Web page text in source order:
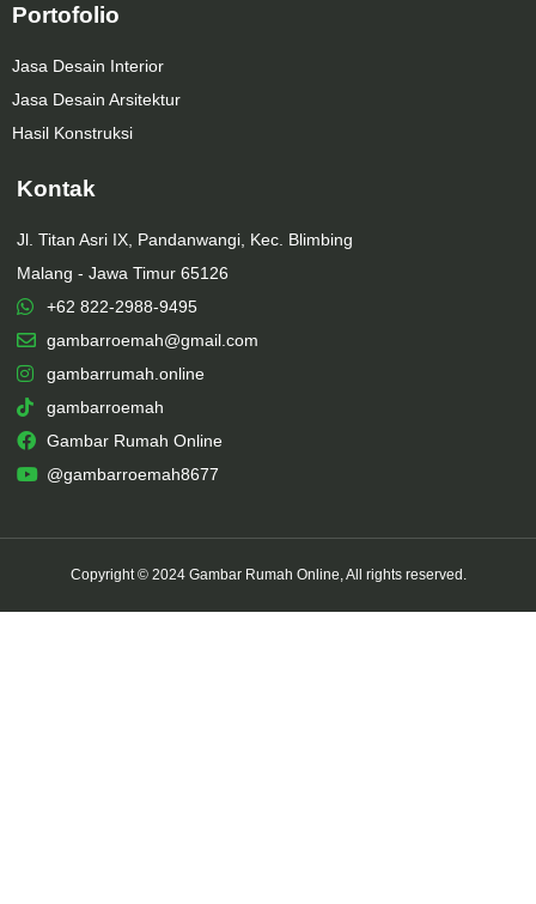
Portofolio
Jasa Desain Interior
Jasa Desain Arsitektur
Hasil Konstruksi
Kontak
Jl. Titan Asri IX, Pandanwangi, Kec. Blimbing
Malang - Jawa Timur 65126
+62 822-2988-9495
gambarroemah@gmail.com
gambarrumah.online
gambarroemah
Gambar Rumah Online
@gambarroemah8677
Copyright © 2024 Gambar Rumah Online, All rights reserved.